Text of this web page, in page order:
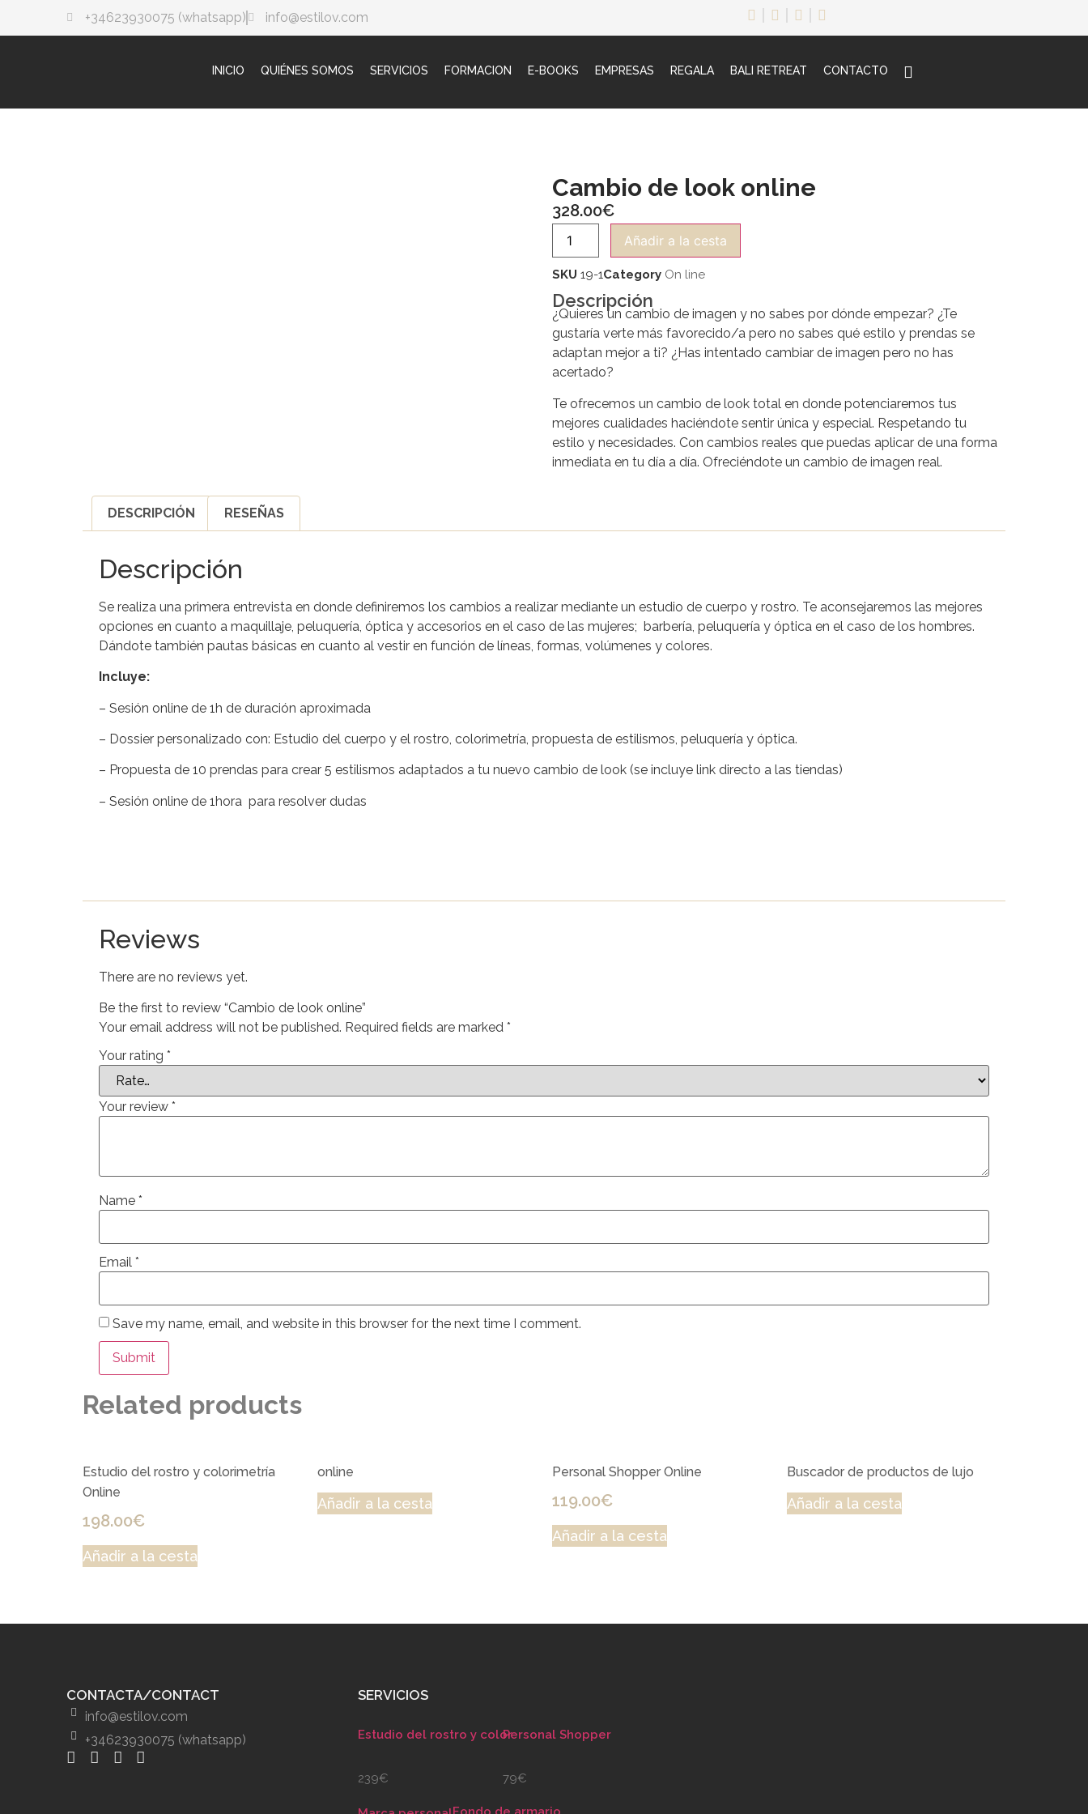
+34623930075 (whatsapp) info@estilov.com
INICIO QUIÉNES SOMOS SERVICIOS FORMACION E-BOOKS EMPRESAS REGALA BALI RETREAT CONTACTO
Cambio de look online
328.00€
Añadir a la cesta
SKU 19-1Category On line
Descripción
¿Quieres un cambio de imagen y no sabes por dónde empezar? ¿Te
gustaría verte más favorecido/a pero no sabes qué estilo y prendas se
adaptan mejor a ti? ¿Has intentado cambiar de imagen pero no has
acertado?
Te ofrecemos un cambio de look total en donde potenciaremos tus
mejores cualidades haciéndote sentir única y especial. Respetando tu
estilo y necesidades. Con cambios reales que puedas aplicar de una forma
inmediata en tu día a día. Ofreciéndote un cambio de imagen real.
DESCRIPCIÓN RESEÑAS
Descripción
Se realiza una primera entrevista en donde definiremos los cambios a realizar mediante un estudio de cuerpo y rostro. Te aconsejaremos las mejores
opciones en cuanto a maquillaje, peluquería, óptica y accesorios en el caso de las mujeres; barbería, peluquería y óptica en el caso de los hombres.
Dándote también pautas básicas en cuanto al vestir en función de líneas, formas, volúmenes y colores.
Incluye:
– Sesión online de 1h de duración aproximada
– Dossier personalizado con: Estudio del cuerpo y el rostro, colorimetría, propuesta de estilismos, peluquería y óptica.
– Propuesta de 10 prendas para crear 5 estilismos adaptados a tu nuevo cambio de look (se incluye link directo a las tiendas)
– Sesión online de 1hora para resolver dudas
Reviews
There are no reviews yet.
Be the first to review “Cambio de look online”
Your email address will not be published. Required fields are marked *
Your rating *
Your review *
Name *
Email *
Save my name, email, and website in this browser for the next time I comment.
Related products
Estudio del rostro y colorimetría
Online
198.00€
Añadir a la cesta
online
Añadir a la cesta
Personal Shopper Online
119.00€
Añadir a la cesta
Buscador de productos de lujo
Añadir a la cesta
CONTACTA/CONTACT
info@estilov.com
+34623930075 (whatsapp)
SERVICIOS
Estudio del rostro y color
239€
Personal Shopper
79€